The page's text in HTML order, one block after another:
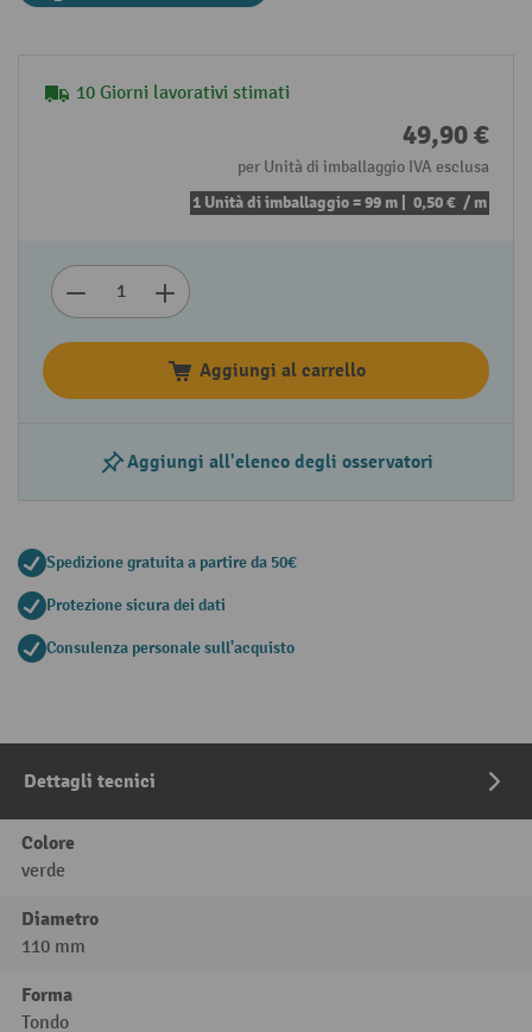
10 Giorni lavorativi stimati
49,90 €
per Unità di imballaggio IVA esclusa
1 Unità di imballaggio = 99 m | 0,50 € / m
Aggiungi al carrello
Aggiungi all'elenco degli osservatori
Spedizione gratuita a partire da 50€
Protezione sicura dei dati
Consulenza personale sull'acquisto
Dettagli tecnici
Colore
verde
Diametro
110 mm
Forma
Tondo